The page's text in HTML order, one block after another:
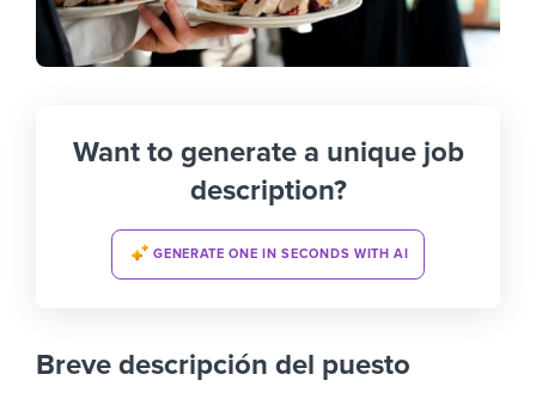
Want to generate a unique job
description?
GENERATE ONE IN SECONDS WITH AI
Breve descripción del puesto